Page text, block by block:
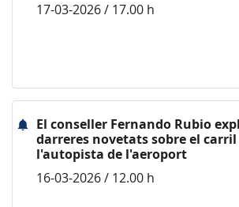
17-03-2026 / 17.00 h
El conseller Fernando Rubio
darreres novetats sobre el carril
l'autopista de l'aeroport
16-03-2026 / 12.00 h